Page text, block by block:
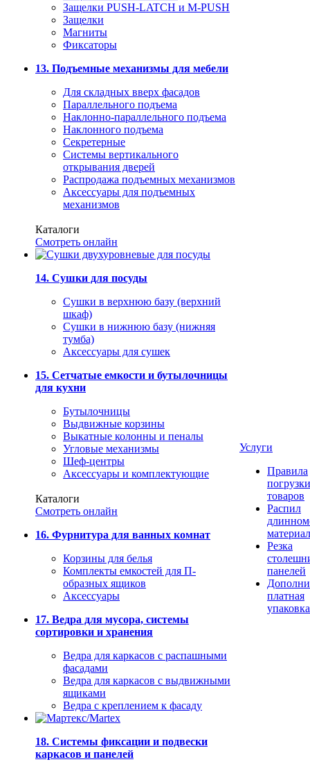
Защелки PUSH-LATCH и M-PUSH
Защелки
Магниты
Фиксаторы
13. Подъемные механизмы для мебели
Для складных вверх фасадов
Параллельного подъема
Наклонно-параллельного подъема
Наклонного подъема
Секретерные
Системы вертикального
открывания дверей
Распродажа подъемных механизмов
Аксессуары для подъемных
механизмов
Каталоги
Смотреть онлайн
14. Сушки для посуды
Сушки в верхнюю базу (верхний
шкаф)
Сушки в нижнюю базу (нижняя
тумба)
Аксессуары для сушек
15. Сетчатые емкости и бутылочницы
для кухни
Бутылочницы
Выдвижные корзины
Выкатные колонны и пеналы
Угловые механизмы
Шеф-центры
Аксессуары и комплектующие
Каталоги
Смотреть онлайн
16. Фурнитура для ванных комнат
Корзины для белья
Комплекты емкостей для П-
образных ящиков
Аксессуары
17. Ведра для мусора, системы
сортировки и хранения
Ведра для каркасов с распашными
фасадами
Ведра для каркасов с выдвижными
ящиками
Ведра с креплением к фасаду
18. Системы фиксации и подвески
каркасов и панелей
Услуги
Правила
погрузки
товаров
Распил
Резка
панелей
платная
упаковка